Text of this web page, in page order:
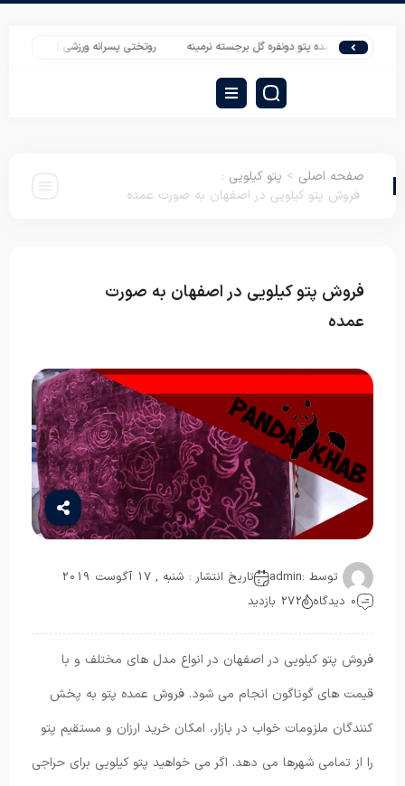
عمده پتو دونفره گل برجسته نرمینه روتختی پسرانه ورزشی | صادرات سرویس خواب
صفحه اصلی > پتو کیلویی :
فروش پتو کیلویی در اصفهان به صورت عمده
فروش پتو کیلویی در اصفهان به صورت
عمده
توسط :admin
تاریخ انتشار : شنبه , 17 آگوست 2019
0 دیدگاه
272 بازدید
فروش پتو کیلویی در اصفهان در انواع مدل های مختلف و با
قیمت های گوناگون انجام می شود. فروش عمده پتو به پخش
کنندگان ملزومات خواب در بازار، امکان خرید ارزان و مستقیم پتو
را از تمامی شهرها می دهد. اگر می خواهید پتو کیلویی برای حراجی